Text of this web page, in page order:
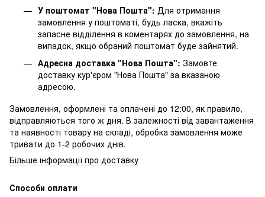
У поштомат "Нова Пошта": Для отримання
замовлення у поштоматі, будь ласка, вкажіть
запасне відділення в коментарях до замовлення, на
випадок, якщо обраний поштомат буде зайнятий.
Адресна доставка "Нова Пошта": Замовте
доставку кур'єром "Нова Пошта" за вказаною
адресою.
Замовлення, оформлені та оплачені до 12:00, як правило,
відправляються того ж дня. В залежності від завантаження
та наявності товару на складі, обробка замовлення може
тривати до 1-2 робочих днів.
Більше інформації про доставку
Способи оплати